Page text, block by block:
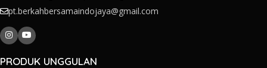
pt.berkahbersamaindojaya@gmail.com
PRODUK UNGGULAN